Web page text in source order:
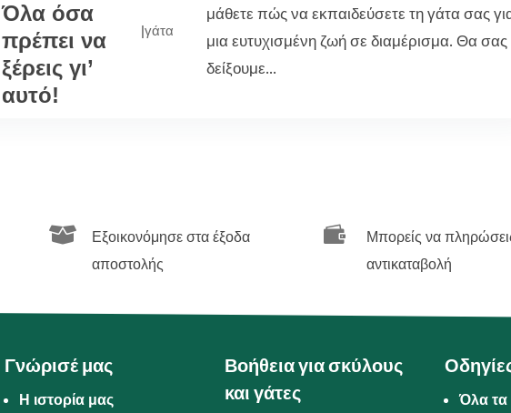
Όλα όσα
πρέπει να
ξέρεις γι’
αυτό!
|γάτα
μάθετε πώς να εκπαιδεύσετε τη γάτα σας
μια ευτυχισμένη ζωή σε διαμέρισμα. Θα σας
δείξουμε...

Εξοικονόμησε στα έξοδα
αποστολής

Μπορείς να
αντικαταβολή
Γνώρισέ μας
Η ιστορία μας
Βοήθεια για σκύλους
και γάτες
Όλα τα